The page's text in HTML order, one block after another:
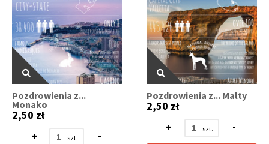
Pozdrowienia z...
Monako
2,50 zł
+
-
Pozdrowienia z... Malty
2,50 zł
+
-